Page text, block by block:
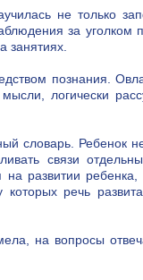
не только
за уголком
занятиях.
познания.
логически
словарь. Ребенок
связи
на развитии
речь
на вопросы